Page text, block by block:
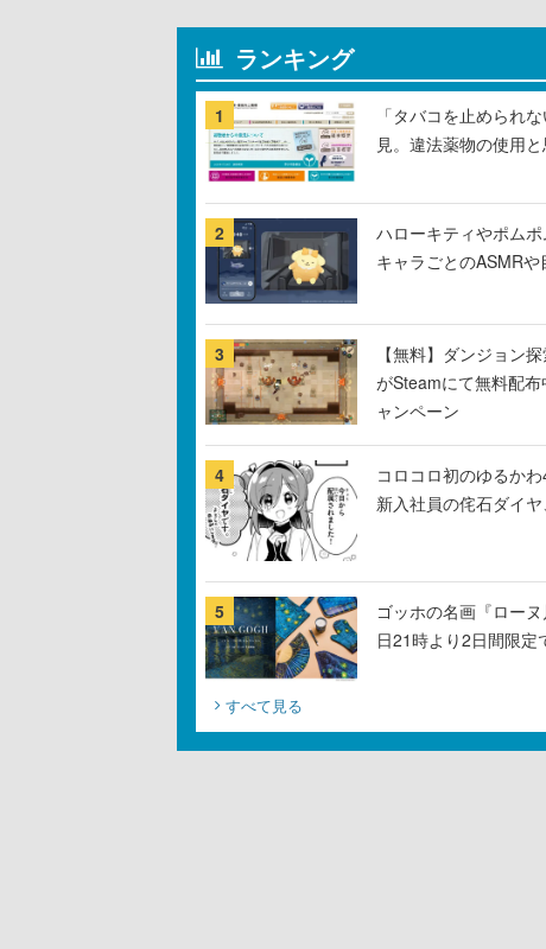
ランキング
1
「タバコを止められ
見。違法薬物の使用
2
ハローキティやポム
キャラごとのASMR
3
【無料】ダンジョン
がSteamにて無料配
ャンペーン
4
コロコロ初のゆるか
新入社員の侘石ダイ
5
ゴッホの名画『ロー
日21時より2日間限定
すべて見る